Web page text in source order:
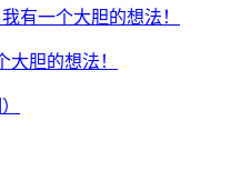
胆的想法！